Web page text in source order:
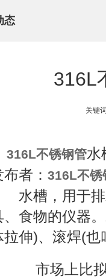
态
316L
关键
316L不锈钢管水
布者： 316L不锈
槽，用于排
、食物的仪器
拉伸)、滚焊(也
市场上比拟